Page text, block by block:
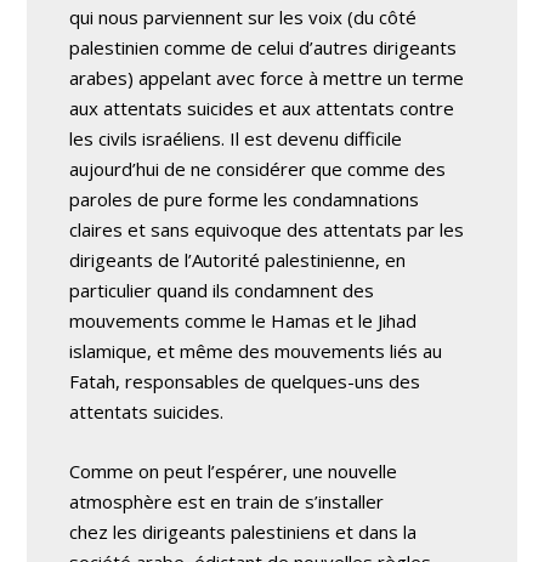
qui nous parviennent sur les voix (du côté
palestinien comme de celui d’autres dirigeants
arabes) appelant avec force à mettre un terme
aux attentats suicides et aux attentats contre
les civils israéliens. Il est devenu difficile
aujourd’hui de ne considérer que comme des
paroles de pure forme les condamnations
claires et sans equivoque des attentats par les
dirigeants de l’Autorité palestinienne, en
particulier quand ils condamnent des
mouvements comme le Hamas et le Jihad
islamique, et même des mouvements liés au
Fatah, responsables de quelques-uns des
attentats suicides.
Comme on peut l’espérer, une nouvelle
atmosphère est en train de s’installer
chez les dirigeants palestiniens et dans la